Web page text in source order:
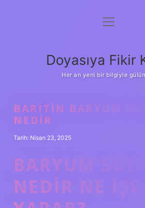
Anasayfa
Yasal Uyarı
menüyü
Doyasıya Fikir
Her an yeni bir bilgiyle
BARITIN BARYUM
NEDIR
Tarih: Nisan 23, 2025
BARYUM
NEDIR NE IŞE